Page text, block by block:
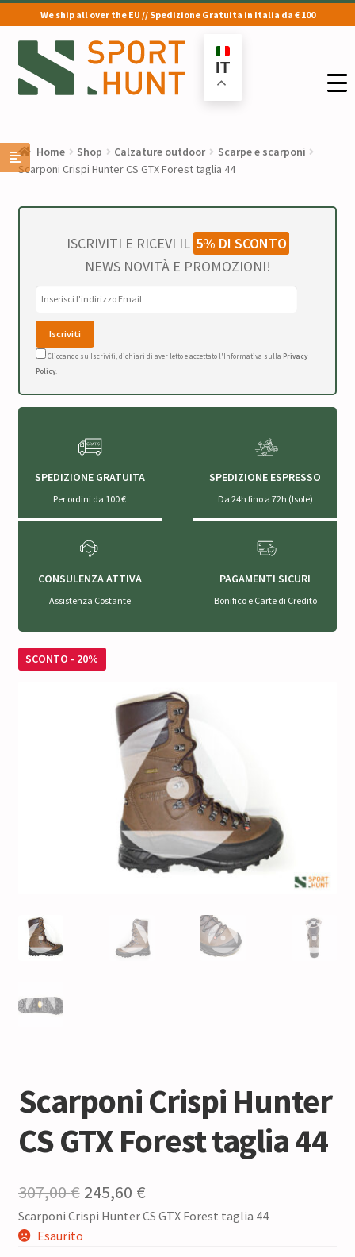
We ship all over the EU // Spedizione Gratuita in Italia da € 100
Vai
alla
navigazione
Vai
al
contenuto
IT
Home Shop Calzature outdoor
Scarpe e scarponi
Scarponi Crispi Hunter CS GTX Forest taglia 44
ISCRIVITI E RICEVI IL 5% DI SCONTO
NEWS NOVITÀ E PROMOZIONI!
Cliccando su Iscriviti, dichiari di aver letto e accettato l'Informativa sulla Privacy
Policy.
SPEDIZIONE GRATUITA
Per ordini da 100 €
SPEDIZIONE ESPRESSO
Da 24h fino a 72h (Isole)
CONSULENZA ATTIVA
Assistenza Costante
PAGAMENTI SICURI
Bonifico e Carte di Credito
SCONTO - 20%
Scarponi Crispi Hunter
CS GTX Forest taglia 44
307,00€ Il
prezzo
245,60 €Il
prezzo
Scarponi Crispi Hunter CS GTX Forest taglia 44
Esaurito